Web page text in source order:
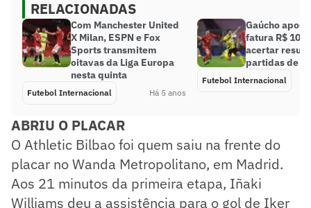
RELACIONADAS
Com Manchester United
X Milan, ESPN e Fox
Sports transmitem
oitavas da Liga Europa
nesta quinta
Futebol Internacional Há 5 anos
Gaúcho
fatura R$ 100
acertar
partidas de
Futebol Internacional
ABRIU O PLACAR
O Athletic Bilbao foi quem saiu na frente do
placar no Wanda Metropolitano, em Madrid.
Aos 21 minutos da primeira etapa, Iñaki
Williams deu a assistência para o gol de Iker